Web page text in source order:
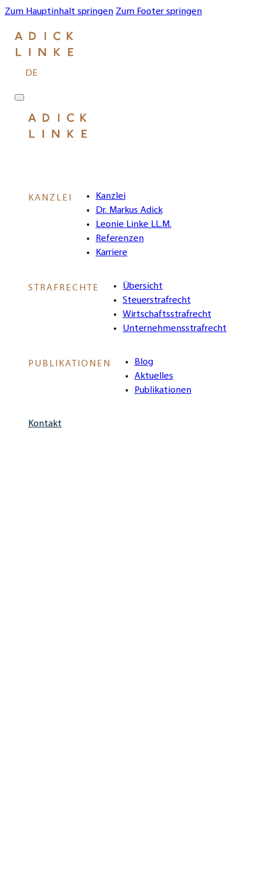
Zum Hauptinhalt springen Zum Footer springen
DE
KANZLEI
Kanzlei
Dr. Markus Adick
Leonie Linke LL.M.
Referenzen
Karriere
STRAFRECHTE
Übersicht
Steuerstrafrecht
Wirtschaftsstrafrecht
Unternehmensstrafrecht
PUBLIKATIONEN
Blog
Aktuelles
Publikationen
Kontakt